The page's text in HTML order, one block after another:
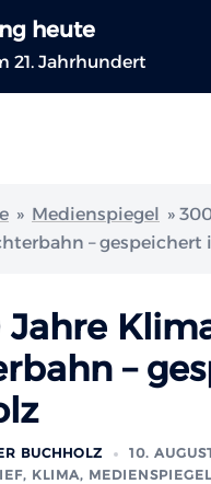
heute
21. Jahrhundert
» Medienspiegel »
– gespeichert
–
BUCHHOLZ
10.
, KLIMA, MEDIENSPIEGEL